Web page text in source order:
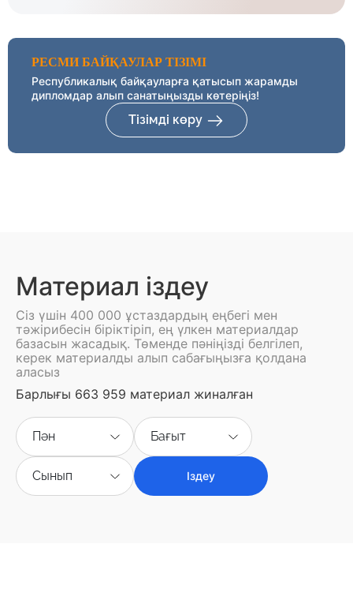
РЕСМИ БАЙҚАУЛАР ТІЗІМІ
Республикалық байқауларға қатысып жарамды
дипломдар алып санатыңызды көтеріңіз!
Тізімді көру
Материал іздеу
Сіз үшін 400 000 ұстаздардың еңбегі мен
тәжірибесін біріктіріп, ең үлкен материалдар
базасын жасадық. Төменде пәніңізді белгілеп,
керек материалды алып сабағыңызға қолдана
аласыз
Барлығы 663 959 материал жиналған
Пән Бағыт
Сынып Іздеу